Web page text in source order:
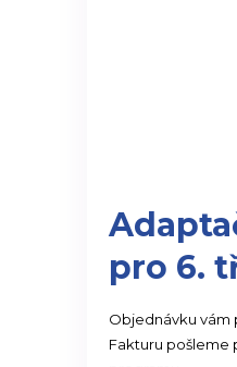
pro 6.
Objednávku vám
Fakturu pošleme